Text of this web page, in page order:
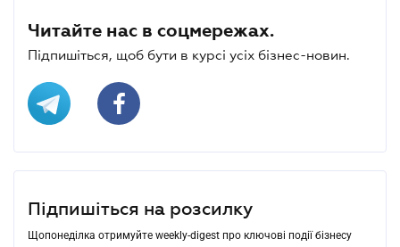
Читайте нас в соцмережах.
Підпишіться, щоб бути в курсі усіх бізнес-новин.
Підпишіться на розсилку
Щопонеділка отримуйте weekly-digest про ключові події бізнесу